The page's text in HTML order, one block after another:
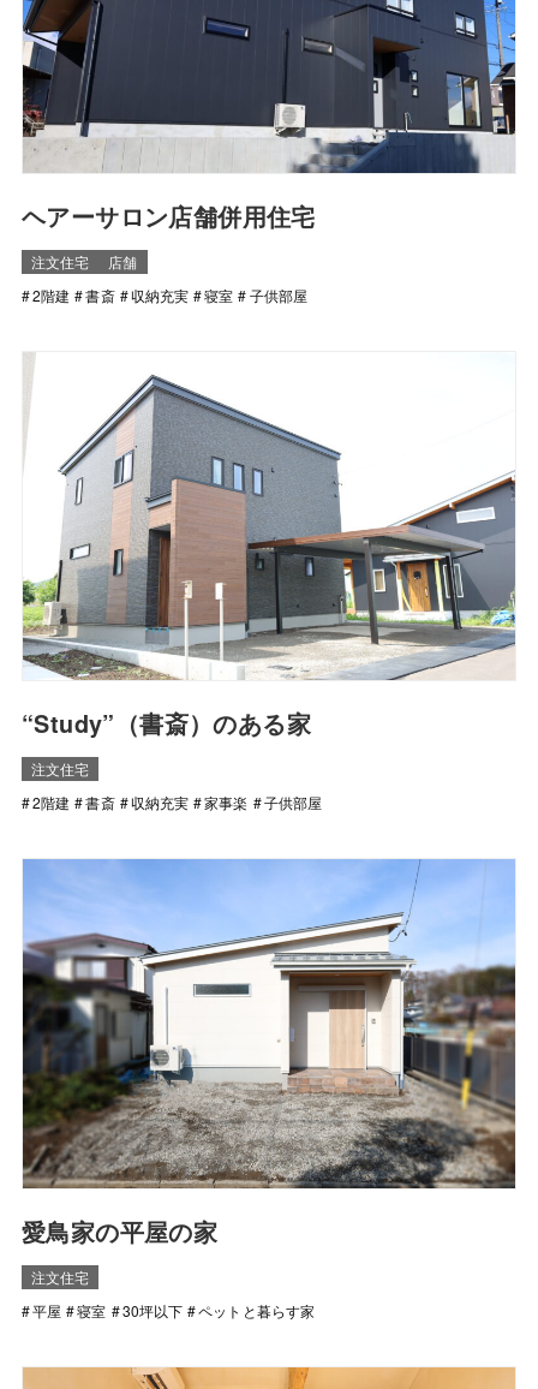
ヘアーサロン店舗併用住宅
注文住宅
店舗
2階建
書斎 収納充実 寝室 子供部屋
“Study”（書斎）のある家
注文住宅
2階建
書斎 収納充実 家事楽 子供部屋
愛鳥家の平屋の家
注文住宅
平屋
寝室 30坪以下 ペットと暮らす家